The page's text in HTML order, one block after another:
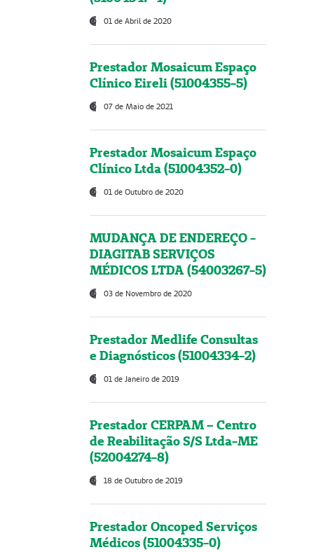
01 de Abril de 2020
Prestador Mosaicum Espaço
Clínico Eireli (51004355-5)
07 de Maio de 2021
Prestador Mosaicum Espaço
Clínico Ltda (51004352-0)
01 de Outubro de 2020
MUDANÇA DE ENDEREÇO -
DIAGITAB SERVIÇOS
MÉDICOS LTDA (54003267-5)
03 de Novembro de 2020
Prestador Medlife Consultas
e Diagnósticos (51004334-2)
01 de Janeiro de 2019
Prestador CERPAM – Centro
de Reabilitação S/S Ltda-ME
(52004274-8)
18 de Outubro de 2019
Prestador Oncoped Serviços
Médicos (51004335-0)